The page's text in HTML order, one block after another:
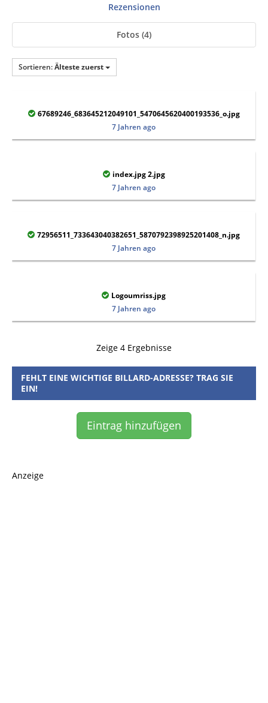
Rezensionen
Fotos (4)
Sortieren:Älteste zuerst
67689246_683645212049101_5470645620400193536_o.jpg
7 Jahren ago
index.jpg 2.jpg
7 Jahren ago
72956511_733643040382651_5870792398925201408_n.jpg
7 Jahren ago
Logoumriss.jpg
7 Jahren ago
Zeige 4 Ergebnisse
FEHLT EINE WICHTIGE BILLARD-ADRESSE? TRAG SIE
EIN!
Eintrag hinzufügen
Anzeige